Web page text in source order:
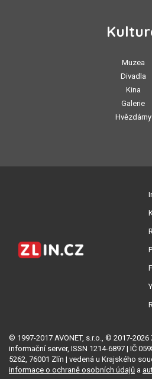
Muzea
Divadla
Kina
Galerie
Hvězdárny
© 1997-2017 AVONET, s.r.o., © 2017-2026
informační server, ISSN 1214-6897 | IČ
5262, 76001 Zlín | vedená u Krajského
informace o ochraně osobních údajů a